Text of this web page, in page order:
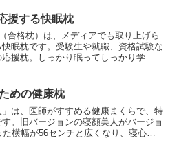
援する快眠枕
合格枕）は、メディアでも取り上げら
眠枕です。受験生や就職、資格試験な
援枕。しっかり眠ってしっかり学
めの健康枕
は、医師がすすめる健康まくらで、特
。旧バージョンの寝顔美人がバージョ
横幅が56センチと広くなり、寝心地